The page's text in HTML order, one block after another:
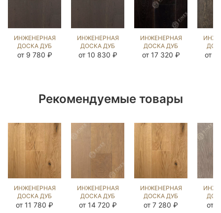
ИНЖЕНЕРНАЯ
ДОСКА ДУБ
ГРАНД
от 9 780 ₽
ИНЖЕНЕРНАЯ
ДОСКА ДУБ
ГРАНД
от 10 830 ₽
ИНЖЕНЕРНАЯ
ДОСКА ДУБ
БЕЛЬМОНТЕ
от 17 320 ₽ от
Рекомендуемые товары
ИНЖЕНЕРНАЯ
ДОСКА ДУБ
НАТУРАЛЬНЫЙ
от 11 780 ₽
ИНЖЕНЕРНАЯ
ДОСКА ДУБ
REGENT
от 14 720 ₽
ИНЖЕНЕРНАЯ
ДОСКА ДУБ
НАТУРАЛЬНЫЙ
от 7 280 ₽ от